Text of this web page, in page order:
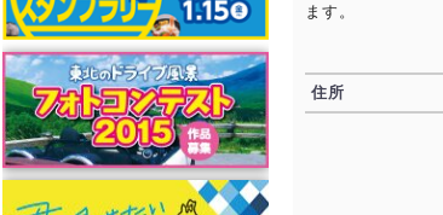
ます。
住所